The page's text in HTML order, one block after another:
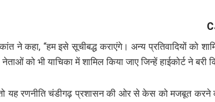
ने कहा, “हम इसे सूचीबद्ध कराएंगे। अन्य प्रतिवादियों को
को भी याचिका में शामिल किया जाए जिन्हें हाईकोर्ट ने बरी
यह रणनीति चंडीगढ़ प्रशासन की ओर से केस को मजबूत करने